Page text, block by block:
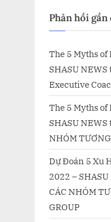
Phản hồi gần
The 5 Myths
SHASU NEWS
Executive
The 5 Myths
SHASU NEWS
NHÓM
Dự Đoán 5 Xu
2022 – SHASU
CÁC NHÓM
GROUP